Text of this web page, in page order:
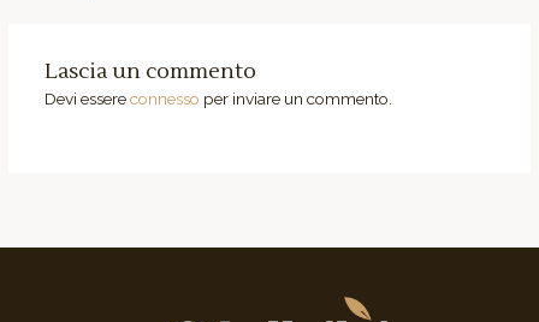
Lascia un commento
Devi essereconnesso per inviare un commento.